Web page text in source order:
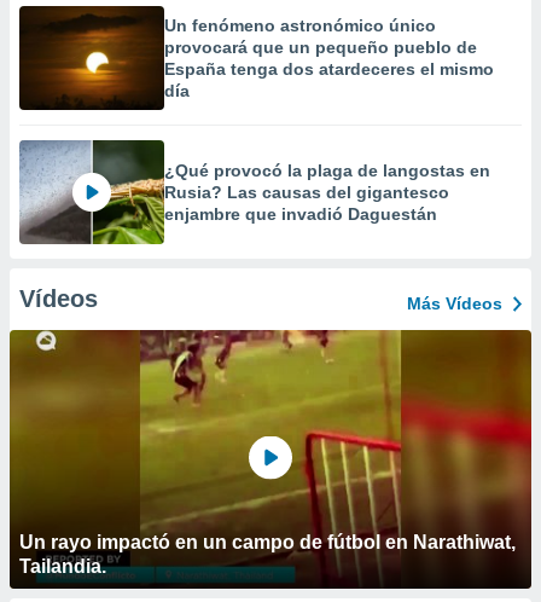
Un fenómeno astronómico único
provocará que un pequeño pueblo de
España tenga dos atardeceres el mismo
día
¿Qué provocó la plaga de langostas en
Rusia? Las causas del gigantesco
enjambre que invadió Daguestán
Vídeos Más Vídeos
Un rayo impactó en un campo de fútbol en Narathiwat,
Tailandia.